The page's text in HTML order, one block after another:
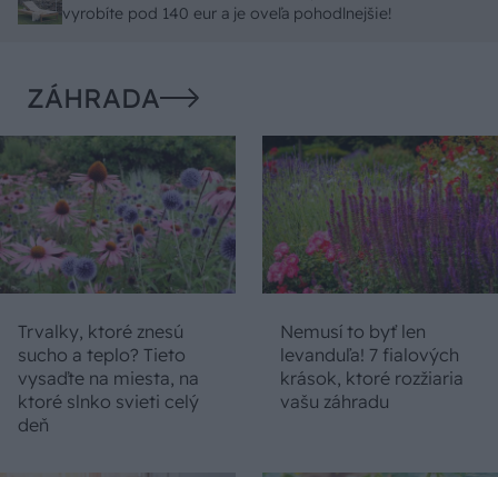
vyrobíte pod 140 eur a je oveľa pohodlnejšie!
spracovaním, škoda. No lepšie než ten odpad z DTD
ZÁHRADA
Trvalky, ktoré znesú
sucho a teplo? Tieto
vysaďte na miesta, na
ktoré slnko svieti celý
deň
Nemusí to byť len
levanduľa! 7 fialových
krások, ktoré rozžiaria
vašu záhradu